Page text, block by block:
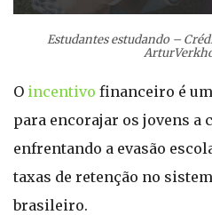
Estudantes estudando –
O incentivo financeiro é
para encorajar os jovens a
enfrentando a evasão
taxas de retenção no
brasileiro.